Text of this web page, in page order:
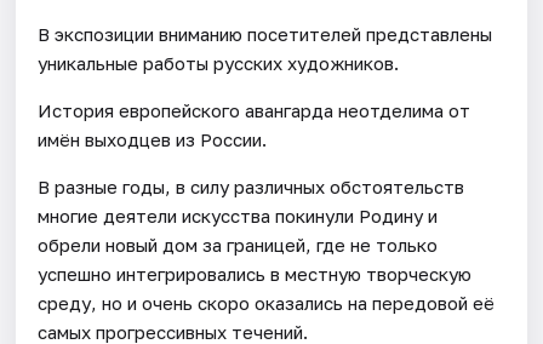
В экспозиции вниманию посетителей представлены
уникальные работы русских художников.
История европейского авангарда неотделима от
имён выходцев из России.
В разные годы, в силу различных обстоятельств
многие деятели искусства покинули Родину и
обрели новый дом за границей, где не только
успешно интегрировались в местную творческую
среду, но и очень скоро оказались на передовой её
самых прогрессивных течений.